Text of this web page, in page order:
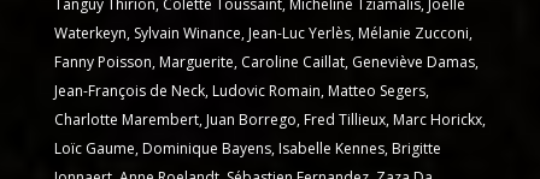
Tanguy Thirion, Colette Toussaint, Micheline Tziamalis, Joëlle
Waterkeyn, Sylvain Winance, Jean-Luc Yerlès, Mélanie Zucconi,
Fanny Poisson, Marguerite, Caroline Caillat, Geneviève Damas,
Jean-François de Neck, Ludovic Romain, Matteo Segers,
Charlotte Marembert, Juan Borrego, Fred Tillieux, Marc Horickx,
Loïc Gaume, Dominique Bayens, Isabelle Kennes, Brigitte